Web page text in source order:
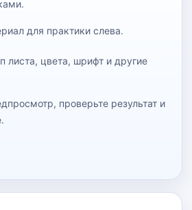
для практики слева.
листа, цвета, шрифт и другие
проверьте результат и